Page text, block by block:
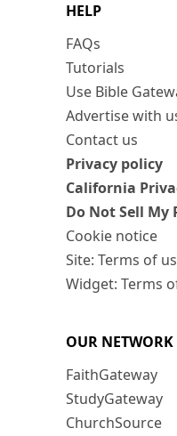
HELP
FAQs
Tutorials
Use Bible
Advertise with
Contact us
Privacy policy
California
Do Not Sell
Cookie notice
Site: Terms of
Widget: Terms
OUR NETWORK
FaithGateway
StudyGateway
ChurchSource